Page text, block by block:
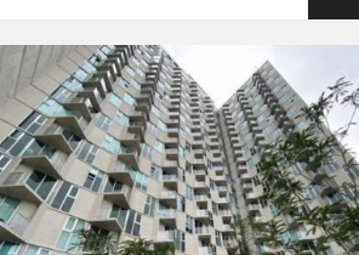
VER DETALLES